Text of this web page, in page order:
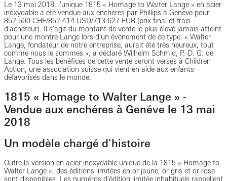
Le 13 mai 2018, l'unique 1815 « Homage to Walter Lange » en acier
inoxydable a été vendue aux enchères par Phillips à Genève pour
852 500 CHF/852 414 USD/713 627 EUR (prix final et frais
d'acheteur). Il s'agit du montant de vente le plus élevé jamais atteint
pour une montre Lange lors d'un événement de ce type. « Walter
Lange, fondateur de notre entreprise, aurait été très heureux, tout
comme nous le sommes », a déclaré Wilhelm Schmid, P.-D. G. de
Lange. Tous les bénéfices de cette vente seront versés à Children
Action, une association suisse qui vient en aide aux enfants
défavorisés dans le monde.
1815 « Homage to Walter Lange » -
Vendue aux enchéres à Genéve le 13 mai
2018
Un modèle chargé d'histoire
Outre la version en acier inoxydable unique de la 1815 « Homage to
Walter Lange », des éditions limitées en or jaune, or gris et or rose
sont disponibles. Les numéros d'édition limitée inhabituels rappellent